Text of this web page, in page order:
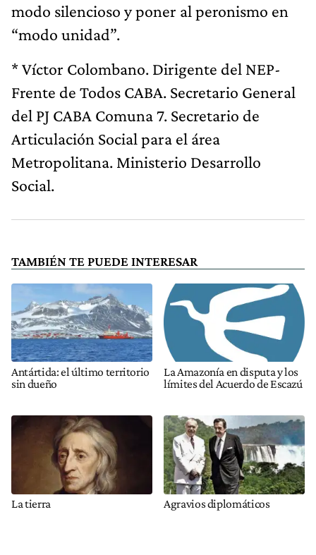
modo silencioso y poner al peronismo en
“modo unidad”.
* Víctor Colombano. Dirigente del NEP-
Frente de Todos CABA. Secretario General
del PJ CABA Comuna 7. Secretario de
Articulación Social para el área
Metropolitana. Ministerio Desarrollo
Social.
TAMBIÉN TE PUEDE INTERESAR
Antártida: el último territorio
sin dueño
La Amazonía en disputa y los
límites del Acuerdo de Escazú
La tierra Agravios diplomáticos